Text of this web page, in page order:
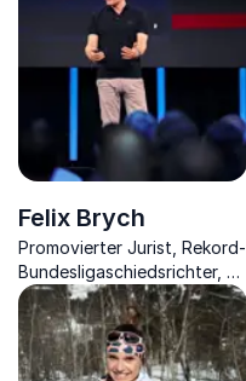
Teambuilding & Motivation
sowie Autor.
Felix Brych
Promovierter Jurist, Rekord-
Bundesligaschiedsrichter, 2x
Welt-Schiedsrichter, 6x dt.
Schiedsrichter des Jahres,
Referent zu
Menschenführung & Mut zu